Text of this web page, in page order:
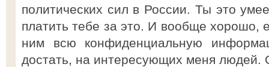
политических сил в России. Ты это
платить тебе за это. И вообще хорошо,
ним всю конфиденциальную
достать, на интересующих меня